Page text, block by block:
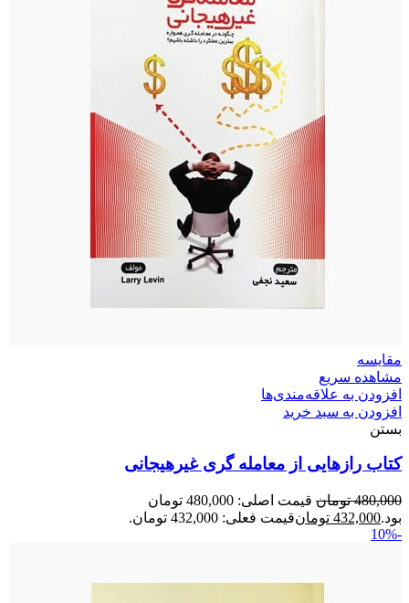
مقایسه
مشاهده سریع
افزودن به علاقه‌مندی‌ها
افزودن به سبد خرید
بستن
کتاب رازهایی از معامله گری غیرهیجانی
480,000 تومان
قیمت اصلی: 480,000 تومان
بود.432,000 تومانقیمت فعلی: 432,000 تومان.
-10%